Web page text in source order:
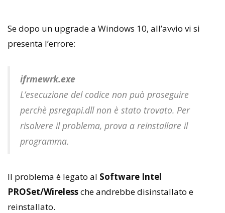
Se dopo un upgrade a Windows 10, all’avvio vi si
presenta l’errore:
ifrmewrk.exe
L’esecuzione del codice non può proseguire
perchè psregapi.dll non è stato trovato. Per
risolvere il problema, prova a reinstallare il
programma.
Il problema è legato al Software Intel
PROSet/Wirelessche andrebbe disinstallato e
reinstallato.